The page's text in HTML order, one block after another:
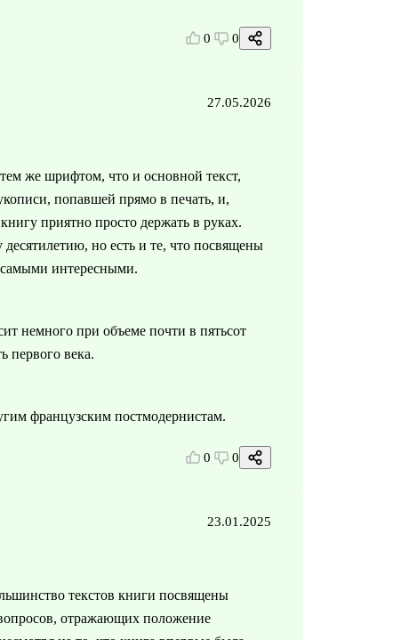
0 0
27.05.2026
же шрифтом, что и основной текст,
попавшей прямо в печать, и,
приятно просто держать в руках.
но есть и те, что посвящены
самыми интересными.
немного при объеме почти в пятьсот
первого века.
французским постмодернистам.
0 0
23.01.2025
текстов книги посвящены
отражающих положение